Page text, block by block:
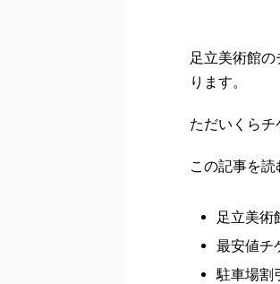
足立美術館
ります。
ただいくら
この記事を読
足立美術
最安値チ
駐車場割